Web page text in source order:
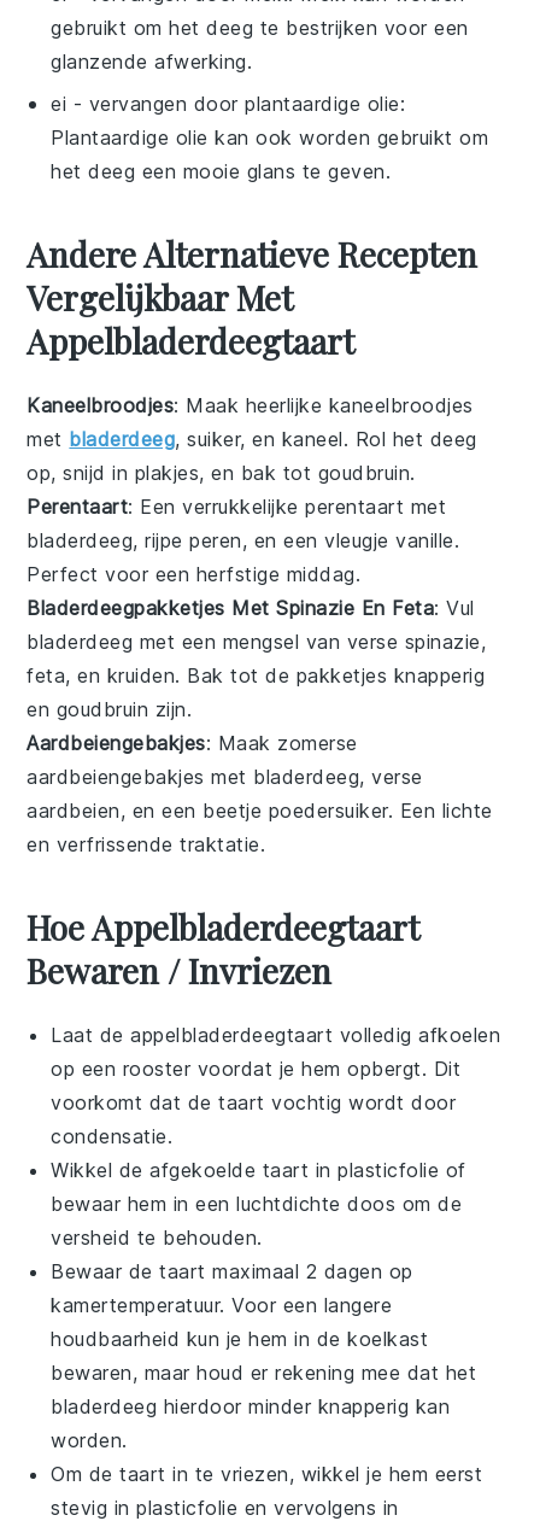
gebruikt om het deeg te bestrijken voor een
glanzende afwerking.
ei - vervangen doorplantaardige olie:
Plantaardige olie kan ook worden gebruikt om
het deeg een mooie glans te geven.
Andere Alternatieve Recepten
Vergelijkbaar Met
Appelbladerdeegtaart
Kaneelbroodjes: Maak heerlijke kaneelbroodjes
met bladerdeeg, suiker, en kaneel. Rol het deeg
op, snijd in plakjes, en bak tot goudbruin.
Perentaart: Een verrukkelijke perentaart met
bladerdeeg, rijpe peren, en een vleugje vanille.
Perfect voor een herfstige middag.
Bladerdeegpakketjes Met Spinazie En Feta: Vul
bladerdeeg met een mengsel van verse spinazie,
feta, en kruiden. Bak tot de pakketjes knapperig
en goudbruin zijn.
Aardbeiengebakjes: Maak zomerse
aardbeiengebakjes met bladerdeeg, verse
aardbeien, en een beetje poedersuiker. Een lichte
en verfrissende traktatie.
Hoe Appelbladerdeegtaart
Bewaren / Invriezen
Laat deappelbladerdeegtaart volledig afkoelen
op een rooster voordat je hem opbergt. Dit
voorkomt dat de taart vochtig wordt door
condensatie.
Wikkel de afgekoelde taart in plasticfolie of
bewaar hem in een luchtdichte doos om de
versheid te behouden.
Bewaar de taart maximaal 2 dagen op
kamertemperatuur. Voor een langere
houdbaarheid kun je hem in de koelkast
bewaren, maar houd er rekening mee dat het
bladerdeeg hierdoor minder knapperig kan
worden.
Om de taart in te vriezen, wikkel je hem eerst
stevig in plasticfolie en vervolgens in